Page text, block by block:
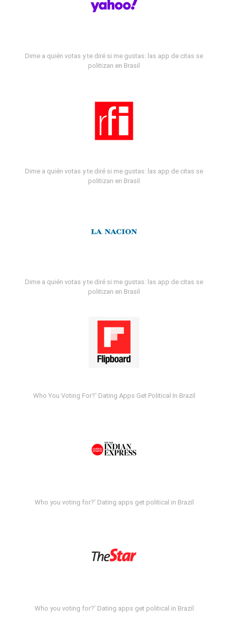
Dime a quién votas y te diré si me gustas: las app de citas se
politizan en Brasil
Dime a quién votas y te diré si me gustas: las app de citas se
politizan en Brasil
Dime a quién votas y te diré si me gustas: las app de citas se
politizan en Brasil
Who You Voting For?' Dating Apps Get Political In Brazil
Who you voting for?' Dating apps get political in Brazil
Who you voting for?' Dating apps get political in Brazil